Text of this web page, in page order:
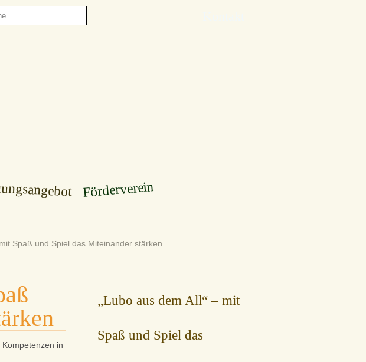
Förderverein
mit Spaß und Spiel das Miteinander stärken
Kompetenzen in
„Lubo aus dem All“ – mit
Spaß und Spiel das